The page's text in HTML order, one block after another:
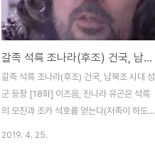
미친다. 동진 목제 영화 5년(349), 동진으로
선 북벌하기 좋은 시기였다. 후조의 석호가
병사하며 석씨 종친 간 내분이 일어나자, 환
온이 북벌의 상주문을 올렸다. 그러나 사마욱
을 위시한 동진 조정은 환온이 더 많은 공을
세우는 게 탐탁지 않았다. 환온 대신 저태후
의 부친인 저부에..
갈족 석륵 조나라(후조) 건국, 남북조 시대 성군 등장 [18화]
갈족 석륵 조나라(후조) 건국, 남북조 시대 성
군 등장 [18화] 이즈음, 진나라 유곤은 석륵
의 모친과 조카 석호를 얻는다(저족이 하도
2019. 4. 25.